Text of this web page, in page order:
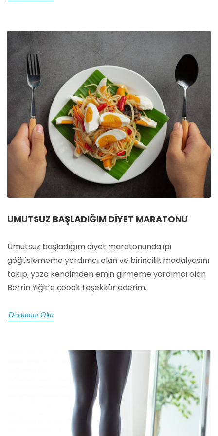
UMUTSUZ BAŞLADIĞIM DIYET MARATONU
Umutsuz başladığım diyet maratonunda ipi
göğüslememe yardımcı olan ve birincilik madalyasını
takıp, yaza kendimden emin girmeme yardımcı olan
Berrin Yiğit’e çoook teşekkür ederim.
Devamını Oku